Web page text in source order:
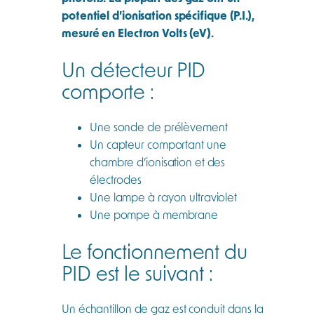
potentiel d’ionisation spécifique (P.I.),
mesuré en Electron Volts (eV).
Un détecteur PID
comporte :
Une sonde de prélèvement
Un capteur comportant une
chambre d’ionisation et des
électrodes
Une lampe à rayon ultraviolet
Une pompe à membrane
Le fonctionnement du
PID est le suivant :
Un échantillon de gaz est conduit dans la